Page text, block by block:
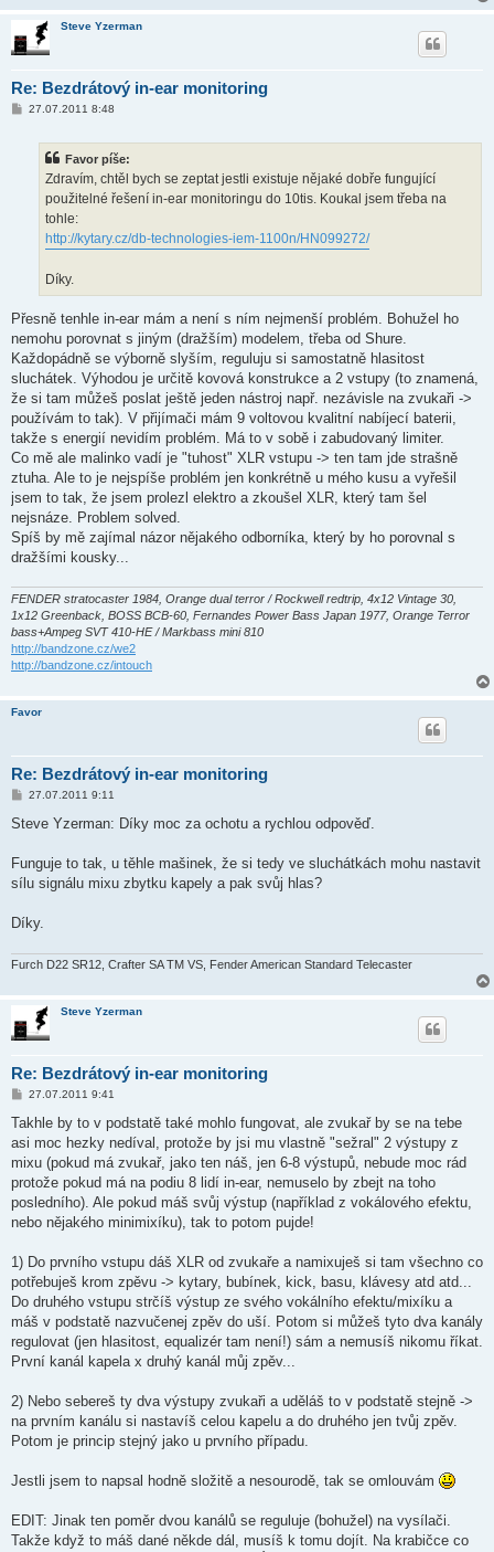
Steve Yzerman
Re: Bezdrátový in-ear monitoring
P27.07.2011 8:48
Favor píše:
Zdravím, chtěl bych se zeptat jestli existuje nějaké dobře fungující
použitelné řešení in-ear monitoringu do 10tis. Koukal jsem třeba na
tohle:
http://kytary.cz/db-technologies-iem-1100n/HN099272/
Díky.
Přesně tenhle in-ear mám a není s ním nejmenší problém. Bohužel ho
nemohu porovnat s jiným (dražším) modelem, třeba od Shure.
Každopádně se výborně slyším, reguluju si samostatně hlasitost
sluchátek. Výhodou je určitě kovová konstrukce a 2 vstupy (to znamená,
že si tam můžeš poslat ještě jeden nástroj např. nezávisle na zvukaři ->
používám to tak). V přijímači mám 9 voltovou kvalitní nabíjecí baterii,
takže s energií nevidím problém. Má to v sobě i zabudovaný limiter.
Co mě ale malinko vadí je "tuhost" XLR vstupu -> ten tam jde strašně
ztuha. Ale to je nejspíše problém jen konkrétně u mého kusu a vyřešil
jsem to tak, že jsem prolezl elektro a zkoušel XLR, který tam šel
nejsnáze. Problem solved.
Spíš by mě zajímal názor nějakého odborníka, který by ho porovnal s
dražšími kousky...
FENDER stratocaster 1984, Orange dual terror / Rockwell redtrip, 4x12 Vintage 30,
1x12 Greenback, BOSS BCB-60, Fernandes Power Bass Japan 1977, Orange Terror
bass+Ampeg SVT 410-HE / Markbass mini 810
http://bandzone.cz/we2
http://bandzone.cz/intouch
Favor
Re: Bezdrátový in-ear monitoring
P
í
ě
e
27.07.2011 9:11
Steve Yzerman: Díky moc za ochotu a rychlou odpověď.
Funguje to tak, u těhle mašinek, že si tedy ve sluchátkách mohu nastavit
sílu signálu mixu zbytku kapely a pak svůj hlas?
Díky.
Furch D22 SR12, Crafter SA TM VS, Fender American Standard Telecaster
Steve Yzerman
Re: Bezdrátový in-ear monitoring
P
í
p
ě
e
k
27.07.2011 9:41
Takhle by to v podstatě také mohlo fungovat, ale zvukař by se na tebe
asi moc hezky nedíval, protože by jsi mu vlastně "sežral" 2 výstupy z
mixu (pokud má zvukař, jako ten náš, jen 6-8 výstupů, nebude moc rád
protože pokud má na podiu 8 lidí in-ear, nemuselo by zbejt na toho
posledního). Ale pokud máš svůj výstup (například z vokálového efektu,
nebo nějakého minimixíku), tak to potom pujde!
1) Do prvního vstupu dáš XLR od zvukaře a namixuješ si tam všechno co
potřebuješ krom zpěvu -> kytary, bubínek, kick, basu, klávesy atd atd...
Do druhého vstupu strčíš výstup ze svého vokálního efektu/mixíku a
máš v podstatě nazvučenej zpěv do uší. Potom si můžeš tyto dva kanály
regulovat (jen hlasitost, equalizér tam není!) sám a nemusíš nikomu říkat.
První kanál kapela x druhý kanál můj zpěv...
2) Nebo sebereš ty dva výstupy zvukaři a uděláš to v podstatě stejně ->
na prvním kanálu si nastavíš celou kapelu a do druhého jen tvůj zpěv.
Potom je princip stejný jako u prvního případu.
Jestli jsem to napsal hodně složitě a nesourodě, tak se omlouvám
EDIT: Jinak ten poměr dvou kanálů se reguluje (bohužel) na vysílači.
Takže když to máš dané někde dál, musíš k tomu dojít. Na krabičce co